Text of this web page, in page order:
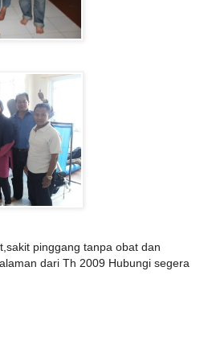
pinggang tanpa obat dan
dari Th 2009 Hubungi segera